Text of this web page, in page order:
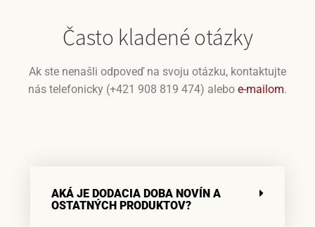
Často kladené otázky
Ak ste nenašli odpoveď na svoju otázku, kontaktujte
nás telefonicky (+421 908 819 474) alebo e-mailom.
AKÁ JE DODACIA DOBA NOVÍN A
OSTATNÝCH PRODUKTOV?